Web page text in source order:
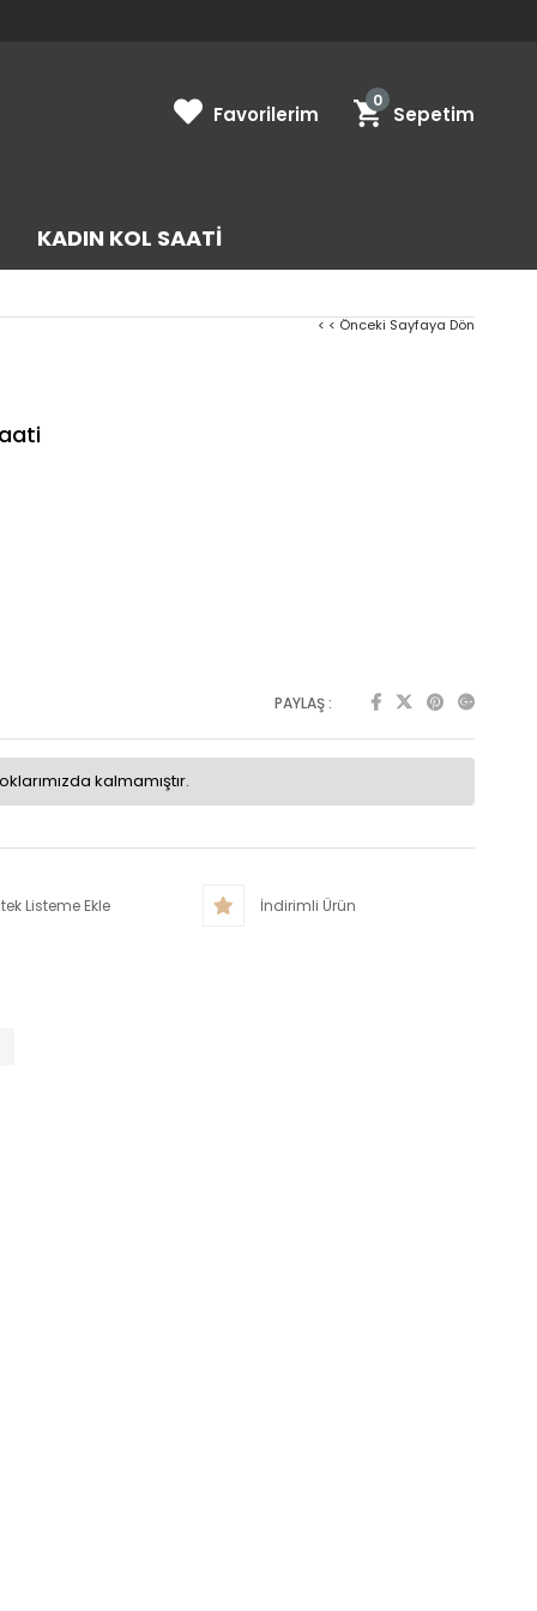
Sepetim
0
KADIN KOL SAATI
Favorilerim
< < Önceki Sayfaya Dön
PAYLAŞ :
kalmamıştır.
Listeme Ekle İndirimli Ürün